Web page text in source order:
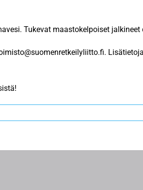
Tukevat maastokelpoiset